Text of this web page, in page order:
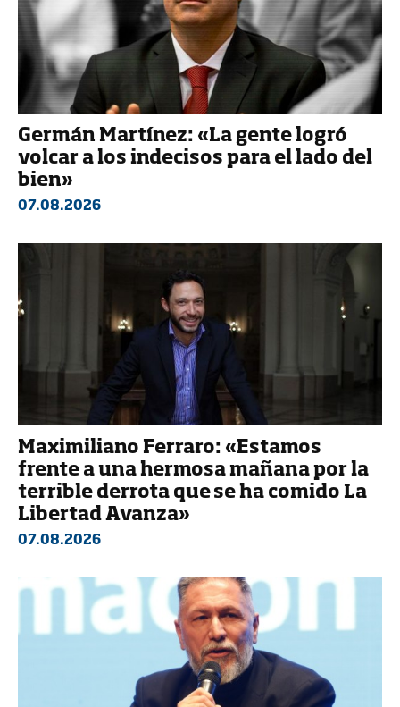
Germán Martínez: «La gente logró
volcar a los indecisos para el lado del
bien»
07.08.2026
Maximiliano Ferraro: «Estamos
frente a una hermosa mañana por la
terrible derrota que se ha comido La
Libertad Avanza»
07.08.2026